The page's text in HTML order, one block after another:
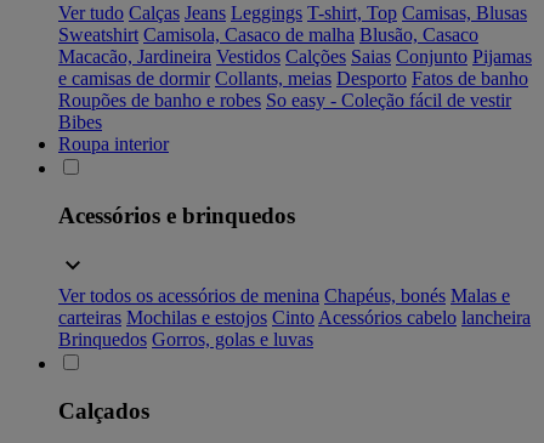
Ver tudo Calças Jeans Leggings T-shirt, Top Camisas, Blusas
Sweatshirt Camisola, Casaco de malha Blusão, Casaco
Macacão, Jardineira Vestidos Calções Saias Conjunto Pijamas
e camisas de dormir Collants, meias Desporto Fatos de banho
Roupões de banho e robes So easy - Coleção fácil de vestir
Bibes
Roupa interior
Acessórios e brinquedos
Ver todos os acessórios de menina Chapéus, bonés Malas e
carteiras Mochilas e estojos Cinto Acessórios cabelo lancheira
Brinquedos Gorros, golas e luvas
Calçados